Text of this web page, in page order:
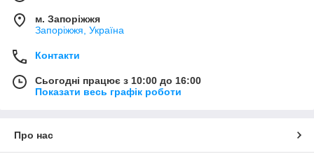
м. Запоріжжя
Запоріжжя, Україна
Контакти
Сьогодні працює з 10:00 до 16:00
Показати весь графік роботи
Про нас